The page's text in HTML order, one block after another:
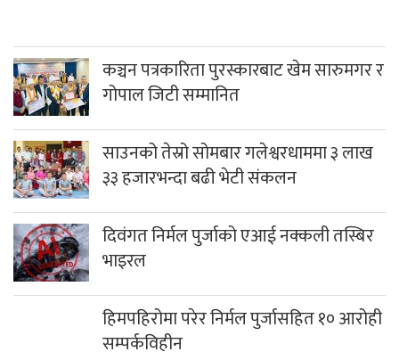
कञ्चन पत्रकारिता पुरस्कारबाट खेम सारुमगर र
गोपाल जिटी सम्मानित
साउनको तेस्रो सोमबार गलेश्वरधाममा ३ लाख
३३ हजारभन्दा बढी भेटी संकलन
दिवंगत निर्मल पुर्जाको एआई नक्कली तस्बिर
भाइरल
हिमपहिरोमा परेर निर्मल पुर्जासहित १० आरोही
सम्पर्कविहीन